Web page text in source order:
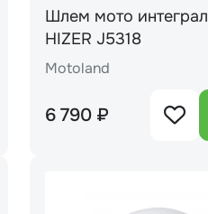
Шлем мото интеграл
HIZER J5318
Motoland
6 790 ₽